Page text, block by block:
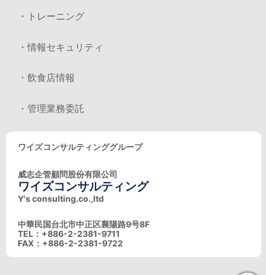
・トレーニング
・情報セキュリティ
・飲食店情報
・管理業務委託
ワイズコンサルティンググループ
威志企管顧問股份有限公司
ワイズコンサルティング
Y's consulting.co.,ltd
中華民国台北市中正区襄陽路9号8F
TEL：+886-2-2381-9711
FAX：+886-2-2381-9722